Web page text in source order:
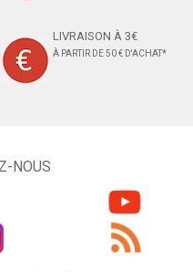
LIVRAISON À 3€
À PARTIR DE 50 € D'ACHAT*
NOUS